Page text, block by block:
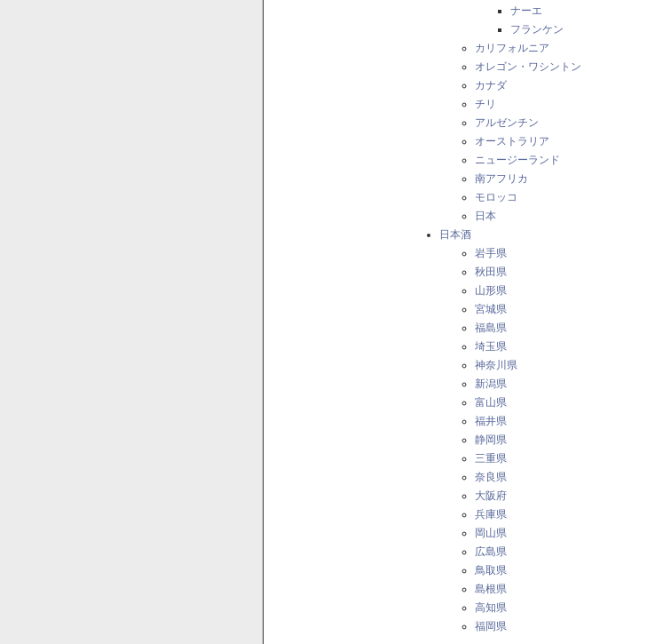
ナーエ
フランケン
カリフォルニア
オレゴン・ワシントン
カナダ
チリ
アルゼンチン
オーストラリア
ニュージーランド
南アフリカ
モロッコ
日本
日本酒
岩手県
秋田県
山形県
宮城県
福島県
埼玉県
神奈川県
新潟県
富山県
福井県
静岡県
三重県
奈良県
大阪府
兵庫県
岡山県
広島県
鳥取県
島根県
高知県
福岡県